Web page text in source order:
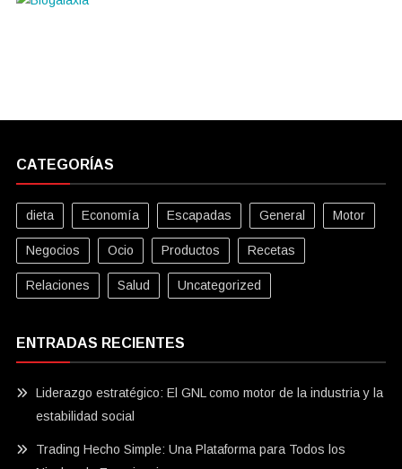
CATEGORÍAS
dieta Economía Escapadas General Motor
Negocios Ocio Productos Recetas
Relaciones Salud Uncategorized
ENTRADAS RECIENTES
Liderazgo estratégico: El GNL como motor de la industria y la
estabilidad social
Trading Hecho Simple: Una Plataforma para Todos los